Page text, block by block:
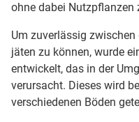
ohne dabei Nutzpflanzen
Um zuverlässig
jäten zu können, wurde
entwickelt, das in der
verursacht. Dieses wird
verschiedenen Böden